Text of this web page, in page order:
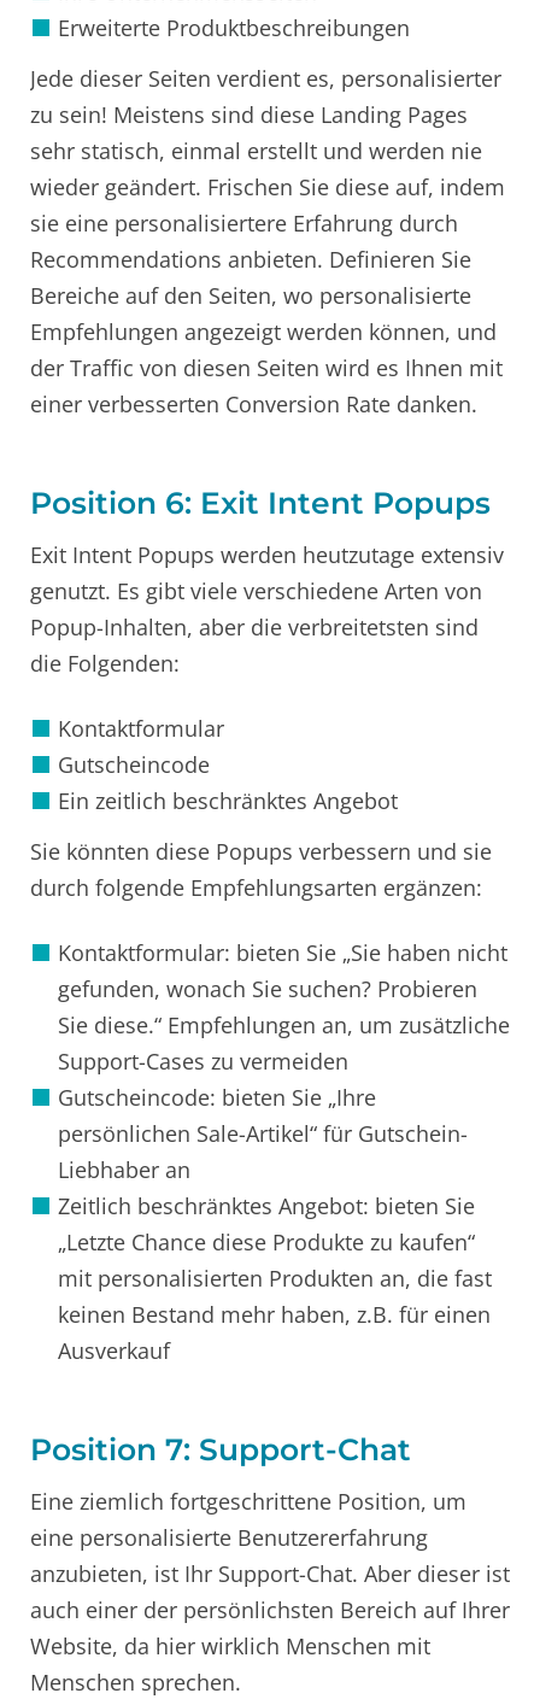
Erweiterte Produktbeschreibungen
Jede dieser Seiten verdient es, personalisierter
zu sein! Meistens sind diese Landing Pages
sehr statisch, einmal erstellt und werden nie
wieder geändert. Frischen Sie diese auf, indem
sie eine personalisiertere Erfahrung durch
Recommendations anbieten. Definieren Sie
Bereiche auf den Seiten, wo personalisierte
Empfehlungen angezeigt werden können, und
der Traffic von diesen Seiten wird es Ihnen mit
einer verbesserten Conversion Rate danken.
Position 6: Exit Intent Popups
Exit Intent Popups werden heutzutage extensiv
genutzt. Es gibt viele verschiedene Arten von
Popup-Inhalten, aber die verbreitetsten sind
die Folgenden:
Kontaktformular
Gutscheincode
Ein zeitlich beschränktes Angebot
Sie könnten diese Popups verbessern und sie
durch folgende Empfehlungsarten ergänzen:
Kontaktformular: bieten Sie „Sie haben nicht
gefunden, wonach Sie suchen? Probieren
Sie diese.“ Empfehlungen an, um zusätzliche
Support-Cases zu vermeiden
Gutscheincode: bieten Sie „Ihre
persönlichen Sale-Artikel“ für Gutschein-
Liebhaber an
Zeitlich beschränktes Angebot: bieten Sie
„Letzte Chance diese Produkte zu kaufen“
mit personalisierten Produkten an, die fast
keinen Bestand mehr haben, z.B. für einen
Ausverkauf
Position 7: Support-Chat
Eine ziemlich fortgeschrittene Position, um
eine personalisierte Benutzererfahrung
anzubieten, ist Ihr Support-Chat. Aber dieser ist
auch einer der persönlichsten Bereich auf Ihrer
Website, da hier wirklich Menschen mit
Menschen sprechen.